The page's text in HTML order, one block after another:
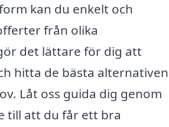
kan du enkelt och
från olika
det lättare för dig att
hitta de bästa alternativen
Låt oss guida dig genom
till att du får ett bra